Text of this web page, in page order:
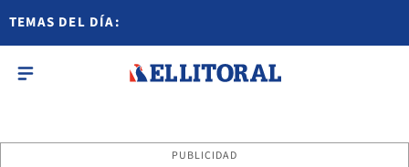
TEMAS DEL DÍA:
PUBLICIDAD